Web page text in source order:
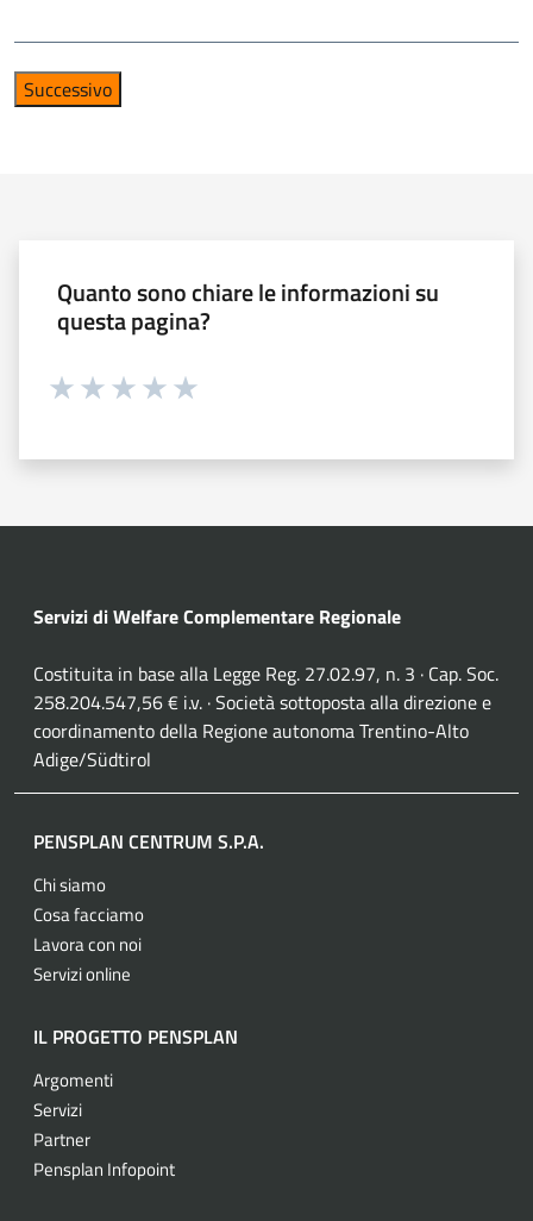
Successivo
Quanto sono chiare le informazioni su
questa pagina?
Servizi di Welfare Complementare Regionale
Costituita in base alla Legge Reg. 27.02.97, n. 3 · Cap. Soc.
258.204.547,56 € i.v. · Società sottoposta alla direzione e
coordinamento della Regione autonoma Trentino-Alto
Adige/Südtirol
PENSPLAN CENTRUM S.P.A.
Chi siamo
Cosa facciamo
Lavora con noi
Servizi online
IL PROGETTO PENSPLAN
Argomenti
Servizi
Partner
Pensplan Infopoint